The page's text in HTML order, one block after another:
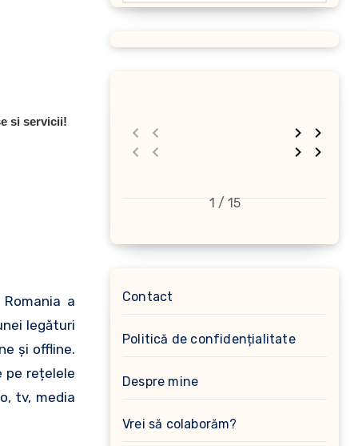
si servicii!
a
legături
și offline.
pe rețelele
tv, media
1 / 15
Contact
Politică de confidențialitate
Despre mine
Vrei să colaborăm?